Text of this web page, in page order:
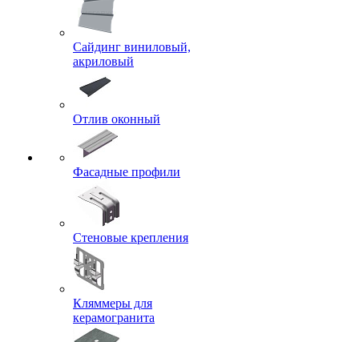
Сайдинг виниловый,
акриловый
Отлив оконный
Фасадные профили
Стеновые крепления
Кляммеры для
керамогранита